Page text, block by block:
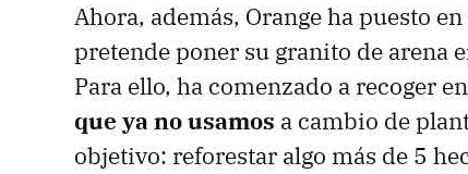
Ahora, además, Orange ha puesto
pretende poner su granito de arena
Para ello, ha comenzado a recoger
que ya no usamos a cambio de
objetivo: reforestar algo más de 5